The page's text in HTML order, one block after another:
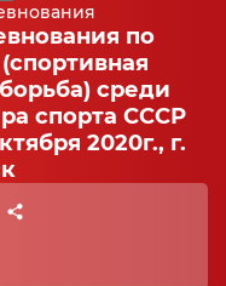
по
среди
спорта СССР
2020г., г.